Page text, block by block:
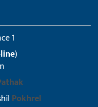
1
)
Pokhrel